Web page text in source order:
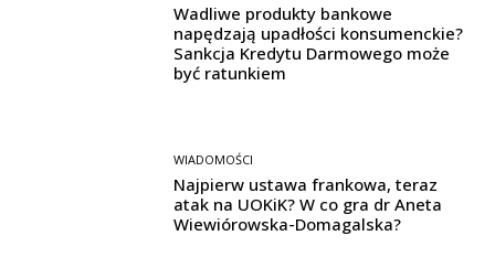
Wadliwe produkty bankowe
napędzają upadłości konsumenckie?
Sankcja Kredytu Darmowego może
być ratunkiem
WIADOMOŚCI
Najpierw ustawa frankowa, teraz
atak na UOKiK? W co gra dr Aneta
Wiewiórowska-Domagalska?